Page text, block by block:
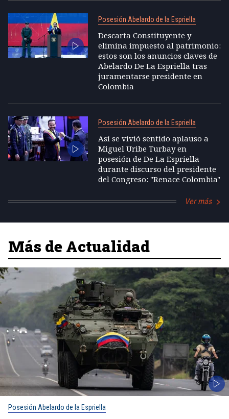
Posesión Abelardo de la Espriella
Descarta Constituyente y
elimina impuesto al patrimonio:
estos son los anuncios claves de
Abelardo De La Espriella tras
juramentarse presidente en
Colombia
Posesión Abelardo de la Espriella
Así se vivió sentido aplauso a
Miguel Uribe Turbay en
posesión de De La Espriella
durante discurso del presidente
del Congreso: "Renace Colombia"
Ver más
Más de Actualidad
Posesión Abelardo de la Espriella